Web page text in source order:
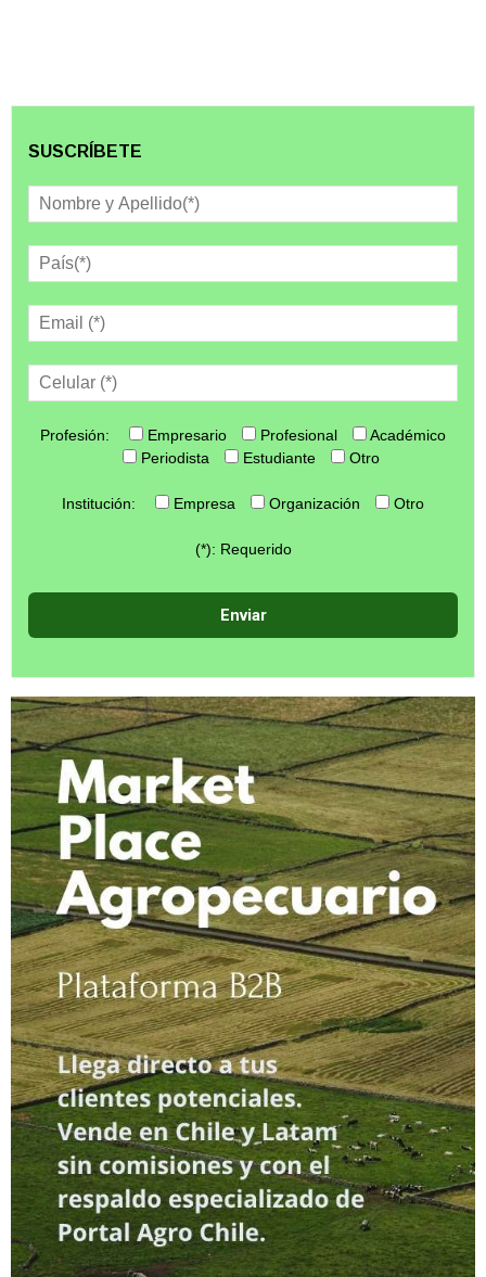
SUSCRÍBETE
Profesión: Empresario Profesional
Académico
Periodista
Estudiante Otro
Institución: Empresa Organización Otro
(*): Requerido